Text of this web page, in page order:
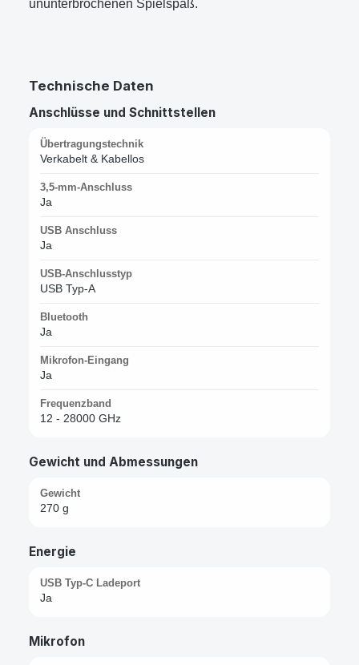
ununterbrochenen Spielspaß.
Technische Daten
Anschlüsse und Schnittstellen
Übertragungstechnik
Verkabelt & Kabellos
3,5-mm-Anschluss
Ja
USB Anschluss
Ja
USB-Anschlusstyp
USB Typ-A
Bluetooth
Ja
Mikrofon-Eingang
Ja
Frequenzband
12 - 28000 GHz
Gewicht und Abmessungen
Gewicht
270 g
Energie
USB Typ-C Ladeport
Ja
Mikrofon